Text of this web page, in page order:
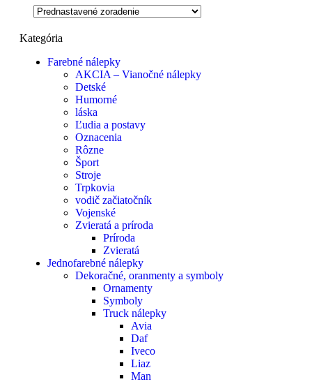
Kategória
Farebné nálepky
AKCIA – Vianočné nálepky
Detské
Humorné
láska
Ľudia a postavy
Oznacenia
Rôzne
Šport
Stroje
Trpkovia
vodič začiatočník
Vojenské
Zvieratá a príroda
Príroda
Zvieratá
Jednofarebné nálepky
Dekoračné, oranmenty a symboly
Ornamenty
Symboly
Truck nálepky
Avia
Daf
Iveco
Liaz
Man